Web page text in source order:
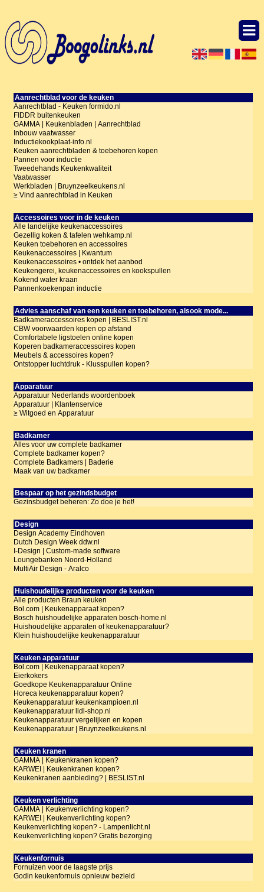
Aanrechtblad voor de keuken
Aanrechtblad - Keuken formido.nl
FIDDR buitenkeuken
GAMMA | Keukenbladen | Aanrechtblad
Inbouw vaatwasser
Inductiekookplaat-info.nl
Keuken aanrechtbladen & toebehoren kopen
Pannen voor inductie
Tweedehands Keukenkwaliteit
Vaatwasser
Werkbladen | Bruynzeelkeukens.nl
≥ Vind aanrechtblad in Keuken
Accessoires voor in de keuken
Alle landelijke keukenaccessoires
Gezellig koken & tafelen wehkamp.nl
Keuken toebehoren en accessoires
Keukenaccessoires | Kwantum
Keukenaccessoires • ontdek het aanbod
Keukengerei, keukenaccessoires en kookspullen
Kokend water kraan
Pannenkoekenpan inductie
Advies aanschaf van een keuken en toebehoren, alsook mode...
Badkameraccessoires kopen | BESLIST.nl
CBW voorwaarden kopen op afstand
Comfortabele ligstoelen online kopen
Koperen badkameraccessoires kopen
Meubels & accessoires kopen?
Ontstopper luchtdruk - Klusspullen kopen?
Apparatuur
Apparatuur Nederlands woordenboek
Apparatuur | Klantenservice
≥ Witgoed en Apparatuur
Badkamer
Alles voor uw complete badkamer
Complete badkamer kopen?
Complete Badkamers | Baderie
Maak van uw badkamer
Bespaar op het gezindsbudget
Gezinsbudget beheren: Zo doe je het!
Design
Design Academy Eindhoven
Dutch Design Week ddw.nl
I-Design | Custom-made software
Loungebanken Noord-Holland
MultiAir Design - Aralco
Huishoudelijke producten voor de keuken
Alle producten Braun keuken
Bol.com | Keukenapparaat kopen?
Bosch huishoudelijke apparaten bosch-home.nl
Huishoudelijke apparaten of keukenapparatuur?
Klein huishoudelijke keukenapparatuur
Keuken apparatuur
Bol.com | Keukenapparaat kopen?
Eierkokers
Goedkope Keukenapparatuur Online
Horeca keukenapparatuur kopen?
Keukenapparatuur keukenkampioen.nl
Keukenapparatuur lidl-shop.nl
Keukenapparatuur vergelijken en kopen
Keukenapparatuur | Bruynzeelkeukens.nl
Keuken kranen
GAMMA | Keukenkranen kopen?
KARWEI | Keukenkranen kopen?
Keukenkranen aanbieding? | BESLIST.nl
Keuken verlichting
GAMMA | Keukenverlichting kopen?
KARWEI | Keukenverlichting kopen?
Keukenverlichting kopen? - Lampenlicht.nl
Keukenverlichting kopen? Gratis bezorging
Keukenfornuis
Fornuizen voor de laagste prijs
Godin keukenfornuis opnieuw bezield